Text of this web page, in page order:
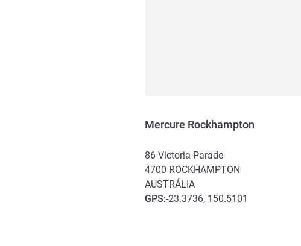
Mercure Rockhampton
86 Victoria Parade
4700 ROCKHAMPTON
AUSTRÁLIA
GPS:-23.3736, 150.5101